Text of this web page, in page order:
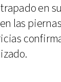
en
las